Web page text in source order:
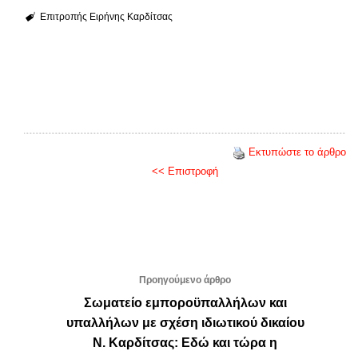
Επιτροπής Ειρήνης Καρδίτσας
Εκτυπώστε το άρθρο
<< Επιστροφή
Προηγούμενο άρθρο
Σωματείο εμποροϋπαλλήλων και
υπαλλήλων με σχέση ιδιωτικού δικαίου
Ν. Καρδίτσας: Εδώ και τώρα η